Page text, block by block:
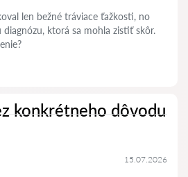
len bežné tráviace ťažkosti, no
diagnózu, ktorá sa mohla zistiť skôr.
konkrétneho dôvodu
15.07.2026